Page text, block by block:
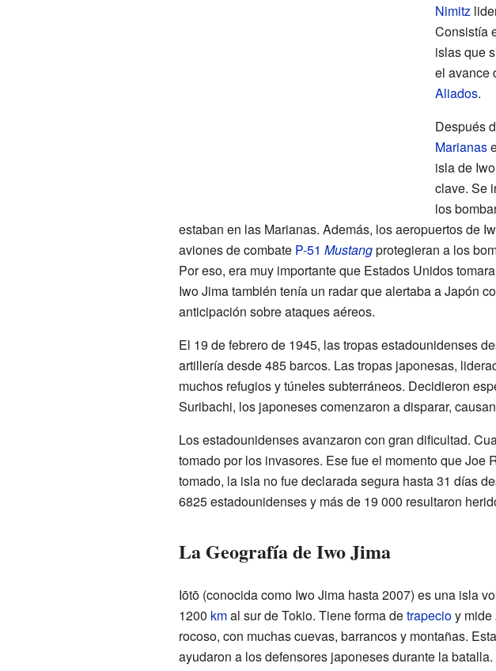
Nimitz
Consistía
islas que
el avance
Aliados.
Después
Marianas
isla de
clave. Se
los
estaban en las Marianas. Además, los aeropuertos de
aviones de combate P-51 Mustangprotegieran a los
Por eso, era muy importante que Estados Unidos
Iwo Jima también tenía un radar que alertaba a Japón
anticipación sobre ataques aéreos.
El 19 de febrero de 1945, las tropas estadounidenses
artillería desde 485 barcos. Las tropas japonesas,
muchos refugios y túneles subterráneos. Decidieron
Suribachi, los japoneses comenzaron a disparar,
Los estadounidenses avanzaron con gran dificultad.
tomado por los invasores. Ese fue el momento que
tomado, la isla no fue declarada segura hasta 31 días
6825 estadounidenses y más de 19 000 resultaron
La Geografía de Iwo Jima
Iōtō (conocida como Iwo Jima hasta 2007) es una isla
1200 kmal sur de Tokio. Tiene forma detrapecioy mide
rocoso, con muchas cuevas, barrancos y montañas.
ayudaron a los defensores japoneses durante la batalla.